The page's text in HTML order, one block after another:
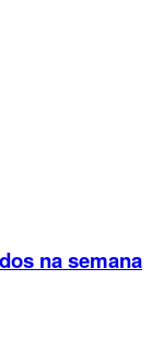
na semana